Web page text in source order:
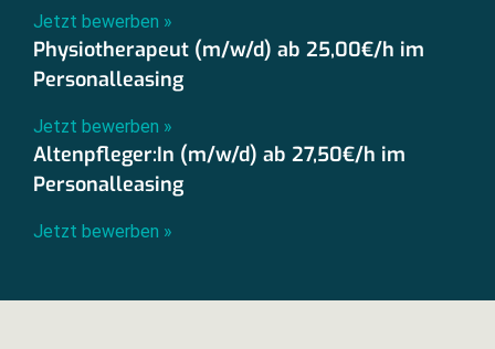
Jetzt bewerben »
Physiotherapeut (m/w/d) ab 25,00€/h im
Personalleasing
Jetzt bewerben »
Altenpfleger:In (m/w/d) ab 27,50€/h im
Personalleasing
Jetzt bewerben »